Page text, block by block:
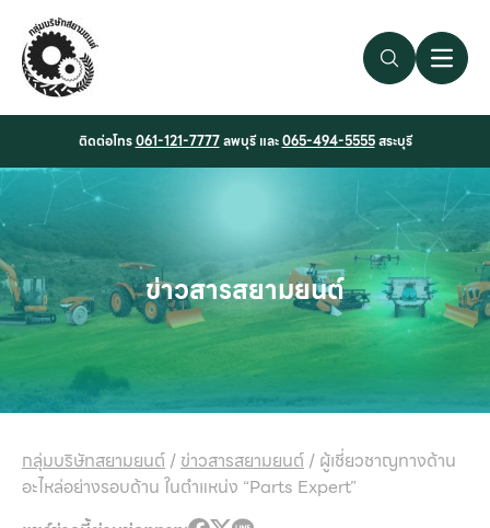
Search Link
Open
ติดต่อโทร061-121-7777ลพบุรี และ065-494-5555สระบุรี
ข่าวสารสยามยนต์
กลุ่มบริษัทสยามยนต์ /ข่าวสารสยามยนต์ / ผู้เชี่ยวชาญทางด้าน
อะไหล่อย่างรอบด้าน ในตำแหน่ง “Parts Expert”